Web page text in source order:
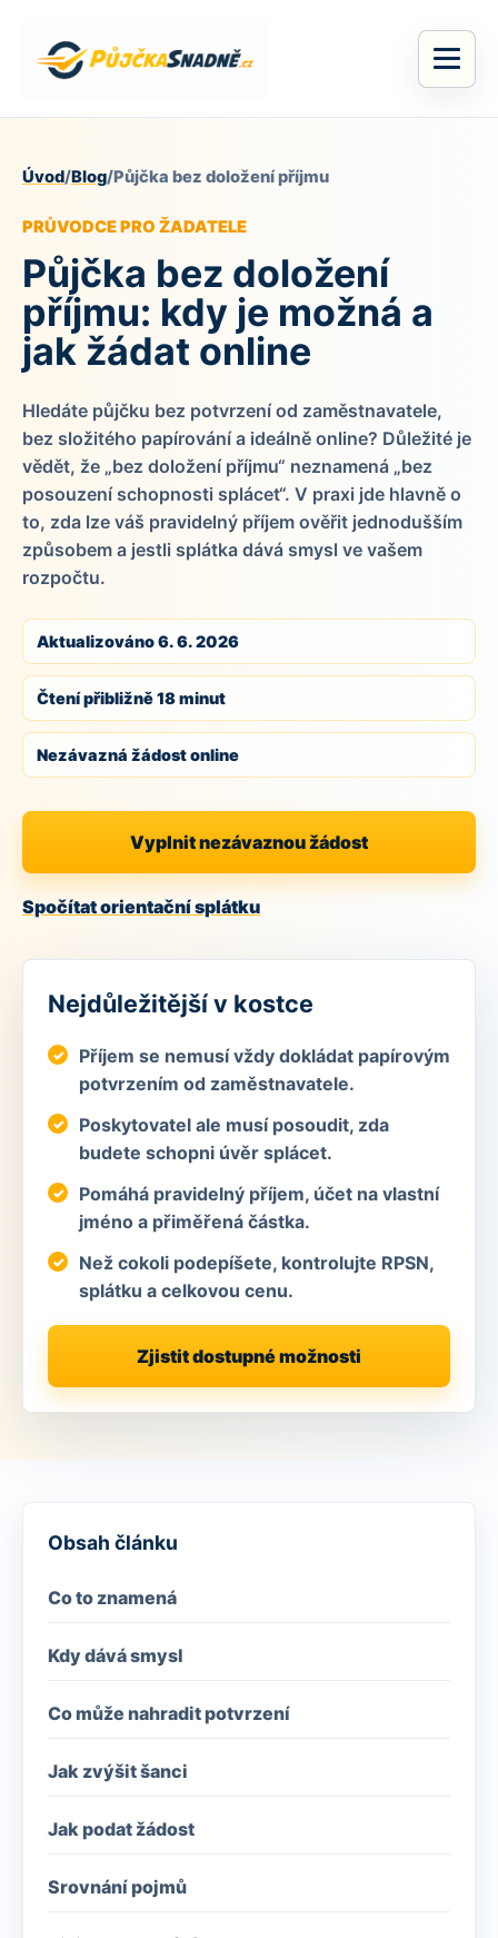
Úvod/Blog/Půjčka bez doložení příjmu
PRŮVODCE PRO ŽADATELE
Půjčka bez doložení
příjmu: kdy je možná a
jak žádat online
Hledáte půjčku bez potvrzení od zaměstnavatele,
bez složitého papírování a ideálně online? Důležité je
vědět, že „bez doložení příjmu“ neznamená „bez
posouzení schopnosti splácet“. V praxi jde hlavně o
to, zda lze váš pravidelný příjem ověřit jednodušším
způsobem a jestli splátka dává smysl ve vašem
rozpočtu.
Aktualizováno 6. 6. 2026
Čtení přibližně 18 minut
Nezávazná žádost online
Vyplnit nezávaznou žádost
Spočítat orientační splátku
Nejdůležitější v kostce
Příjem se nemusí vždy dokládat papírovým
potvrzením od zaměstnavatele.
Poskytovatel ale musí posoudit, zda
budete schopni úvěr splácet.
Pomáhá pravidelný příjem, účet na vlastní
jméno a přiměřená částka.
Než cokoli podepíšete, kontrolujte RPSN,
splátku a celkovou cenu.
Zjistit dostupné možnosti
Obsah článku
Co to znamená
Kdy dává smysl
Co může nahradit potvrzení
Jak zvýšit šanci
Jak podat žádost
Srovnání pojmů